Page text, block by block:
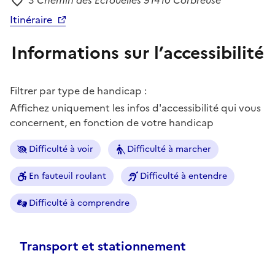
Adresse
Itinéraire
Informations sur l’accessibilité
Filtrer par type de handicap :
Affichez uniquement les infos d'accessibilité qui vous
concernent, en fonction de votre handicap
Difficulté à voir Difficulté à marcher
En fauteuil roulant Difficulté à entendre
Difficulté à comprendre
Transport et stationnement